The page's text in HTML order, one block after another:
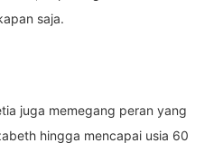
saja.
juga memegang peran yang
hingga mencapai usia 60